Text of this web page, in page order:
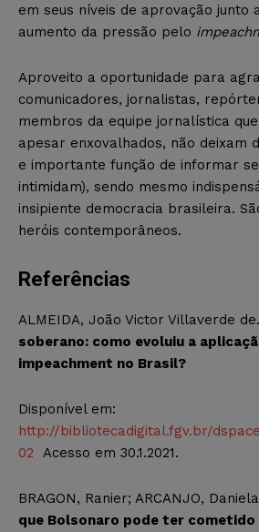
em seus níveis de aprovação junto
aumento da pressão pelo
Aproveito a oportunidade para
comunicadores, jornalistas,
membros da equipe jornalística
apesar enxovalhados, não deixam
e importante função de informar
intimidam), sendo mesmo
insipiente democracia brasileira.
heróis contemporâneos.
Referências
ALMEIDA, João Victor Villaverde de.
soberano: como evoluiu a
impeachment no Brasil?
Disponível em:
http://bibliotecadigital.fgv.br/
02 Acesso em 30.1.2021.
BRAGON, Ranier; ARCANJO,
que Bolsonaro pode ter cometido